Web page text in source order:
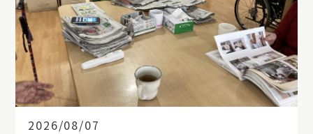
2026/08/07